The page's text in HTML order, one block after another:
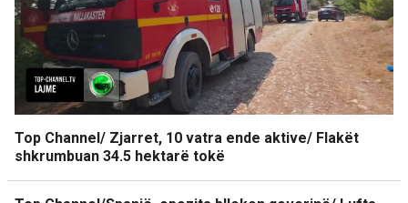
Top Channel/ Zjarret, 10 vatra ende aktive/ Flakët
shkrumbuan 34.5 hektarë tokë